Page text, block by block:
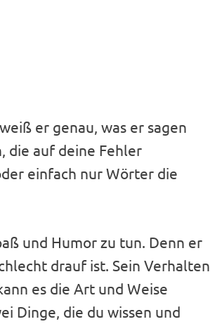
er genau, was er sagen
die auf deine Fehler
einfach nur Wörter die
und Humor zu tun. Denn er
drauf ist. Sein Verhalten
es die Art und Weise
Dinge, die du wissen und